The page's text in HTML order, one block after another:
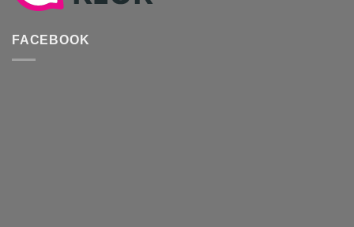
FACEBOOK